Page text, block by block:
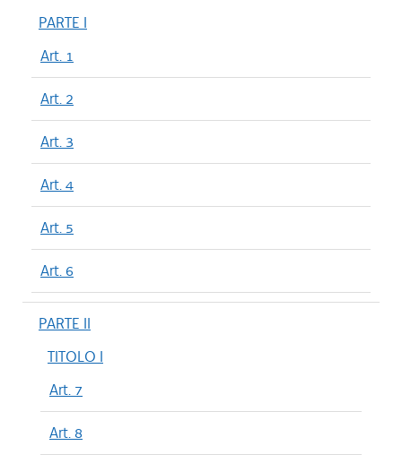
PARTE I
Art. 1
Art. 2
Art. 3
Art. 4
Art. 5
Art. 6
PARTE II
TITOLO I
Art. 7
Art. 8